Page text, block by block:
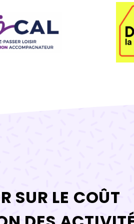
SUR LE COÛT